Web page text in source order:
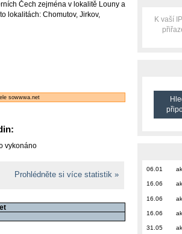
Čech zejména v lokalitě Louny a
lokalitách: Chomutov, Jirkov,
sowwwa.net
vykonáno
Prohlédněte si více statistik »
K vaší
06.01
16.06
16.06
16.06
31.05